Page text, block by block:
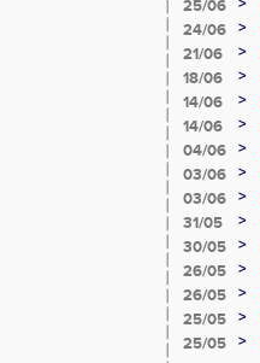
25/06
24/06
>
21/06 >
18/06
>
14/06 >
14/06
>
04/06
>
03/06 >
03/06 >
31/05
>
30/05
>
26/05
>
26/05 >
25/05 >
25/05 >